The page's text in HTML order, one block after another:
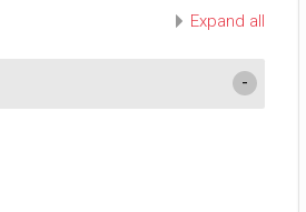
Expand all